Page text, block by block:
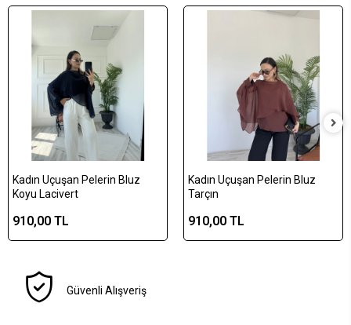
Kadın Uçuşan Pelerin Bluz
Koyu Lacivert
910,00 TL
Kadın Uçuşan Pelerin Bluz
Tarçın
910,00 TL
Güvenli Alışveriş